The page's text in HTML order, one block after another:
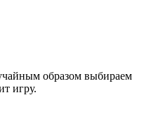
образом выбираем
игру.